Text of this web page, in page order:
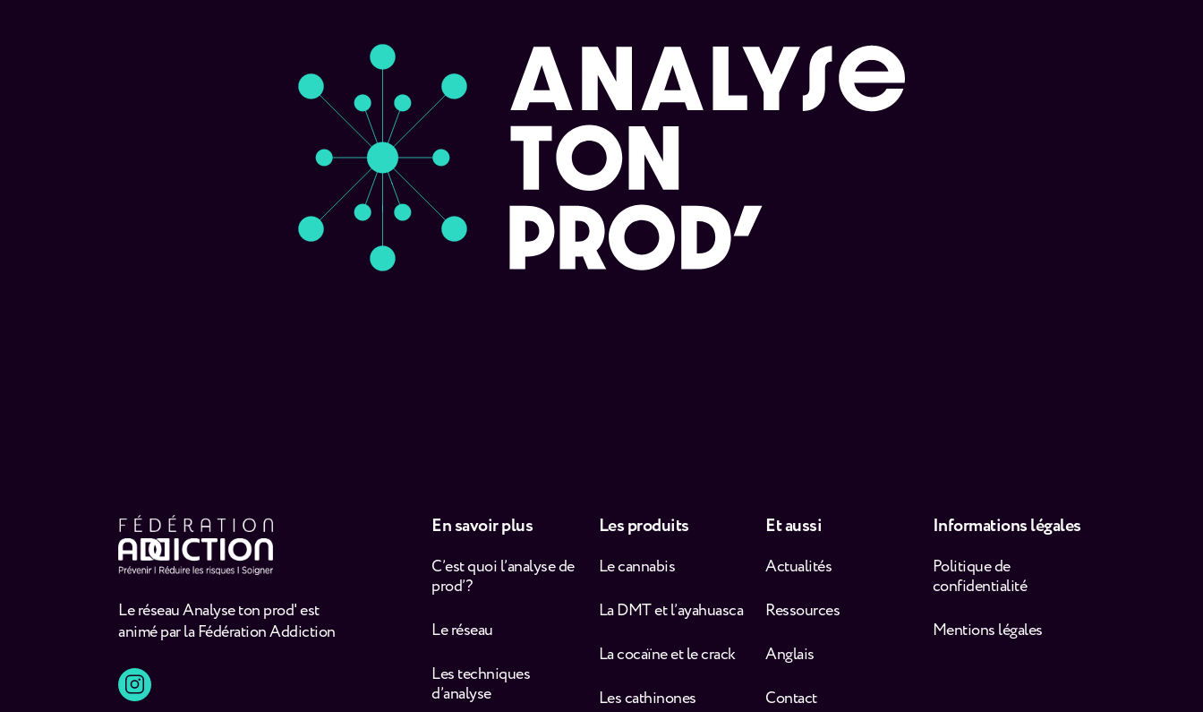
Le réseau Analyse ton prod' est
animé par la Fédération Addiction
En savoir plus
C’est quoi l’analyse de
prod’ ?
Le réseau
Les techniques
d’analyse
Les produits
Le cannabis
La DMT et l’ayahuasca
La cocaïne et le crack
Les cathinones
Et aussi
Actualités
Ressources
Anglais
Contact
Informations légales
Politique de
confidentialité
Mentions légales